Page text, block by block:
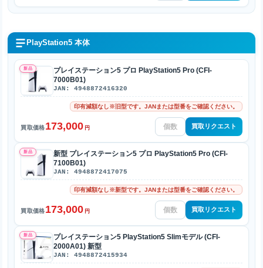
PlayStation5 本体
新品
プレイステーション5 プロ PlayStation5 Pro (CFI-
7000B01)
JAN: 4948872416320
印有減額なし※旧型です。JANまたは型番をご確認ください。
買取価格173,000 円 買取リクエスト
新品
新型 プレイステーション5 プロ PlayStation5 Pro (CFI-
7100B01)
JAN: 4948872417075
印有減額なし※新型です。JANまたは型番をご確認ください。
買取価格173,000 円 買取リクエスト
新品
プレイステーション5 PlayStation5 Slimモデル (CFI-
2000A01) 新型
JAN: 4948872415934